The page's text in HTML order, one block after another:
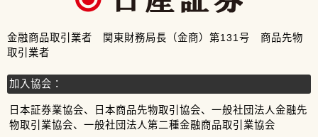
金融商品取引業者 関東財務局長（金商）第131号 商品先物
取引業者
加入協会：
日本証券業協会、日本商品先物取引協会、一般社団法人金融先
物取引業協会、一般社団法人第二種金融商品取引業協会